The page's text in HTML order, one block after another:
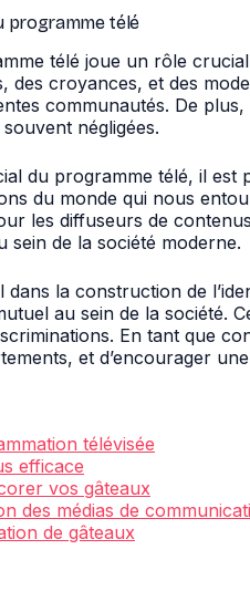
programme télé
télé joue un rôle
des croyances, et des
communautés. De
négligées.
du programme télé, il
du monde qui nous
les diffuseurs de
sein de la société moderne.
la construction de
au sein de la
En tant que
et d’encourager
télévisée
efficace
vos gâteaux
des médias de
de gâteaux